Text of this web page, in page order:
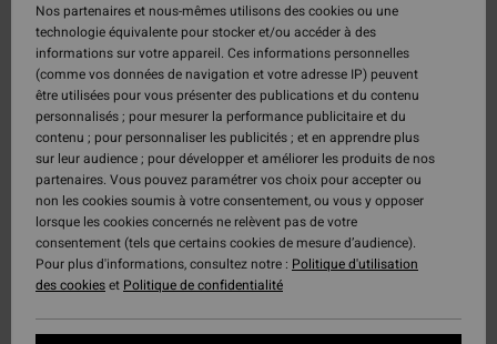
Nos partenaires et nous-mêmes utilisons des cookies ou une
technologie équivalente pour stocker et/ou accéder à des
informations sur votre appareil. Ces informations personnelles
(comme vos données de navigation et votre adresse IP) peuvent
être utilisées pour vous présenter des publications et du contenu
personnalisés ; pour mesurer la performance publicitaire et du
contenu ; pour personnaliser les publicités ; et en apprendre plus
sur leur audience ; pour développer et améliorer les produits de nos
partenaires. Vous pouvez paramétrer vos choix pour accepter ou
non les cookies soumis à votre consentement, ou vous y opposer
lorsque les cookies concernés ne relèvent pas de votre
consentement (tels que certains cookies de mesure d’audience).
Pour plus d'informations, consultez notre : Politique d'utilisation
des cookieset Politique de confidentialité